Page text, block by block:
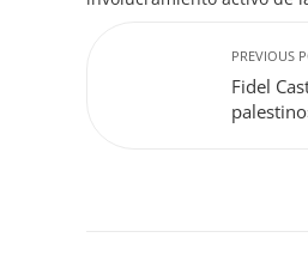
PREVIOUS
Fidel